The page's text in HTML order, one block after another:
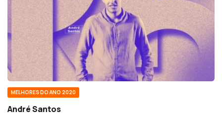
MELHORES DO ANO 2020
André Santos